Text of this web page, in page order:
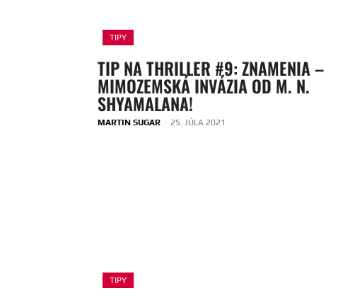
TIPY
TIP NA THRILLER #9: ZNAMENIA –
MIMOZEMSKÁ INVÁZIA OD M. N.
SHYAMALANA!
MARTIN SUGAR - 25. JÚLA 2021
TIPY